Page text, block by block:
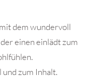
dem wundervoll
einen einlädt zum
und zum Inhalt.